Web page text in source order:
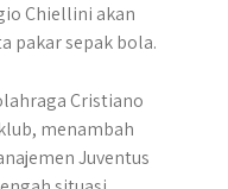
Chiellini akan
pakar sepak bola.
Cristiano
menambah
Juventus